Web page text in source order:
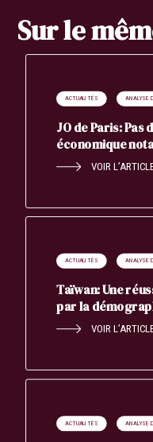
Sur le
ACTUALITÉS ANALYSE
JO de Paris: Pas
économique
VOIR
ACTUALITÉS ANALYSE
Taïwan: Une
par la
VOIR
ACTUALITÉS ANALYSE
Search